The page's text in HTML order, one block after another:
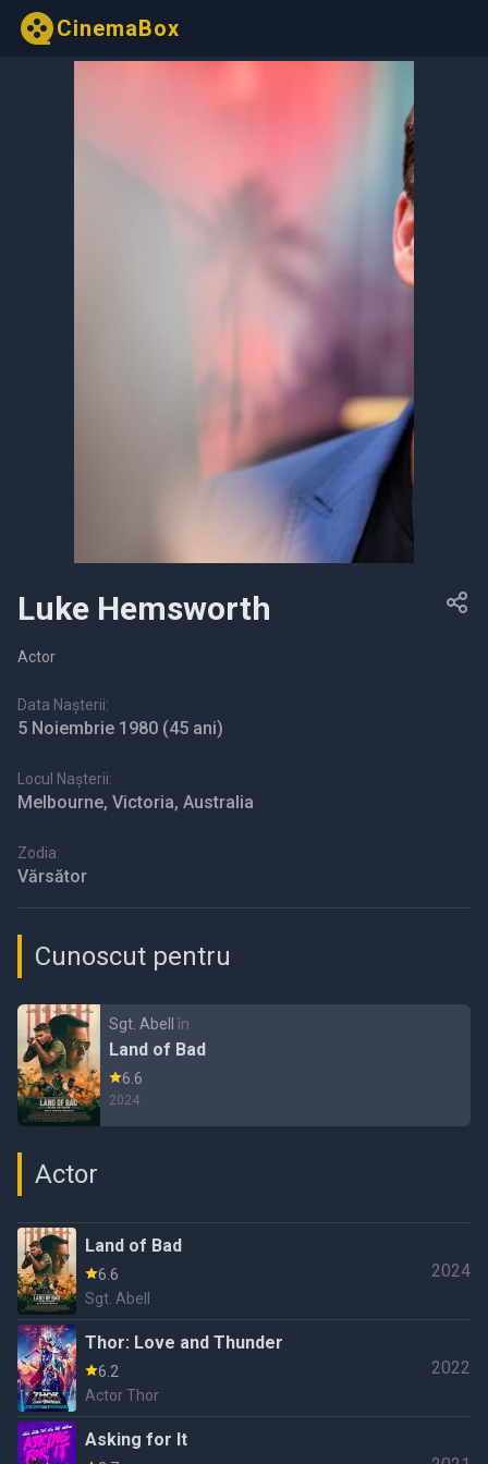
CinemaBox
Luke Hemsworth
Actor
Data Nașterii:
5 Noiembrie 1980 (45 ani)
Locul Nașterii:
Melbourne, Victoria, Australia
Zodia:
Vărsător
Cunoscut pentru
Sgt. Abell în
Land of Bad
6.6
2024
Actor
Land of Bad
6.6
Sgt. Abell
2024
Thor: Love and Thunder
6.2
Actor Thor
2022
Asking for It